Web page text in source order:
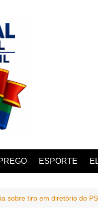
ESPORTE
sobre tiro em diretório do